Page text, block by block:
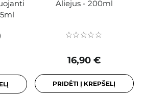
Aliejus - 200ml
16,90 €
PRIDĖTI Į KREPŠELĮ